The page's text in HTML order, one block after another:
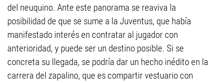
del neuquino. Ante este panorama se reaviva la
posibilidad de que se sume a la Juventus, que había
manifestado interés en contratar al jugador con
anterioridad, y puede ser un destino posible. Si se
concreta su llegada, se podría dar un hecho inédito en la
carrera del zapalino, que es compartir vestuario con